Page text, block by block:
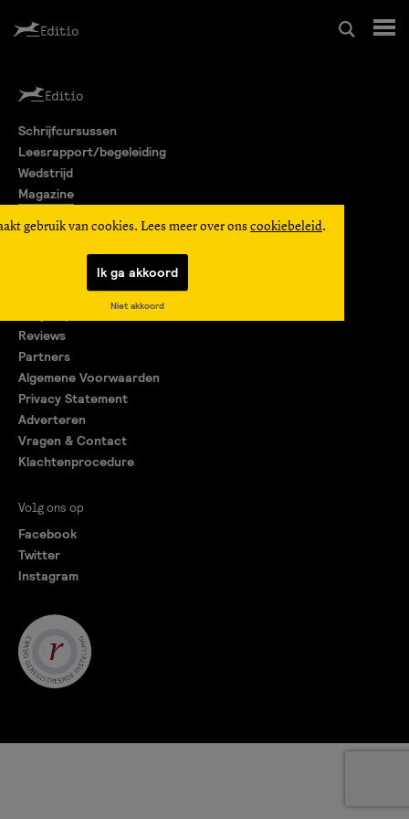
Leesrapport/begeleiding
Wedstrijd
Editio Producties
gebruik van cookies. Lees meer over ons cookiebeleid.
Ik ga akkoord
Niet akkoord
Schrijfcursussen
Leesrapport/begeleiding
Wedstrijd
Magazine
Reviews
Partners
Algemene Voorwaarden
Privacy Statement
Adverteren
Vragen & Contact
Klachtenprocedure
Volg ons op
Facebook
Twitter
Instagram